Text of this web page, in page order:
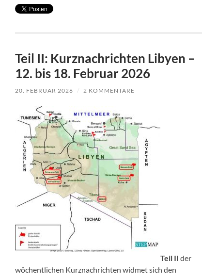
Teil II: Kurznachrichten Libyen –
12. bis 18. Februar 2026
20. FEBRUAR 2026 / 2 KOMMENTARE
Teil II der
wöchentlichen Kurznachrichten widmet sich den